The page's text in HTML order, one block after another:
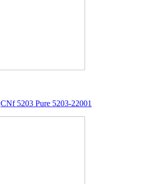
CNf 5203 Pure 5203-22001